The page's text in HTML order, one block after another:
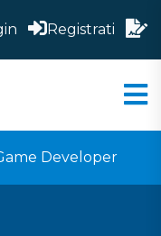
Registrati
Developer